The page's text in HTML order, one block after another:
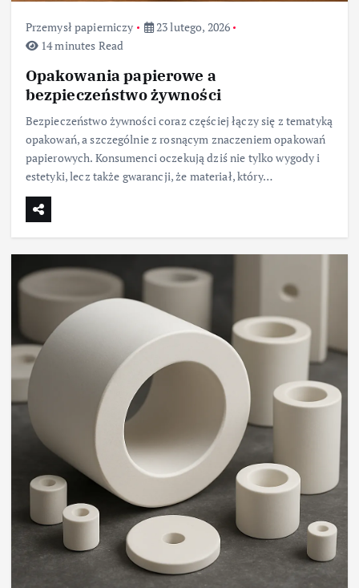
Przemysł papierniczy
23 lutego, 2026
14 minutes Read
Opakowania papierowe a
bezpieczeństwo żywności
Bezpieczeństwo żywności coraz częściej łączy się z tematyką
opakowań, a szczególnie z rosnącym znaczeniem opakowań
papierowych. Konsumenci oczekują dziś nie tylko wygody i
estetyki, lecz także gwarancji, że materiał, który…